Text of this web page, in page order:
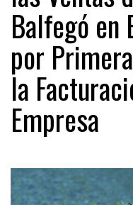
Balfegó en
por
la
Empresa